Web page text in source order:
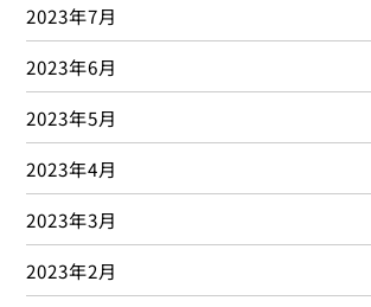
2023年7月
2023年6月
2023年5月
2023年4月
2023年3月
2023年2月